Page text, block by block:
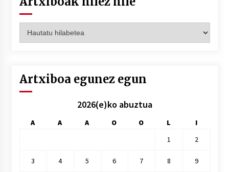
hilez
Artxiboa egunez egun
2026(e)ko abuztua
A A A O O L
I
1
2
3 4 5 6 7 8 9